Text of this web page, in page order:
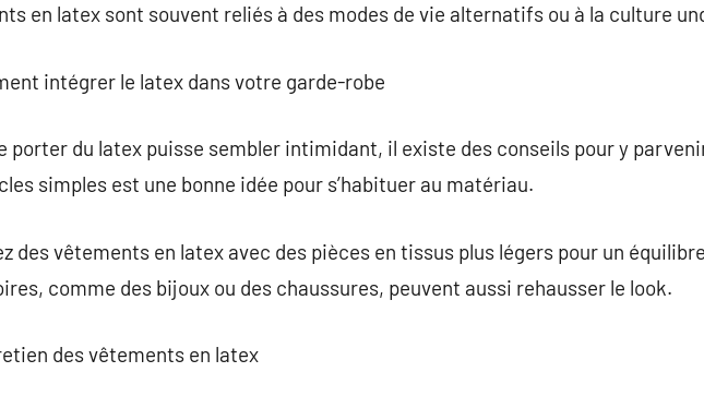
en latex sont souvent reliés à des modes de vie alternatifs ou à la culture
intégrer le latex dans votre garde-robe
porter du latex puisse sembler intimidant, il existe des conseils pour y
simples est une bonne idée pour s’habituer au matériau.
des vêtements en latex avec des pièces en tissus plus légers pour un
comme des bijoux ou des chaussures, peuvent aussi rehausser le look.
des vêtements en latex